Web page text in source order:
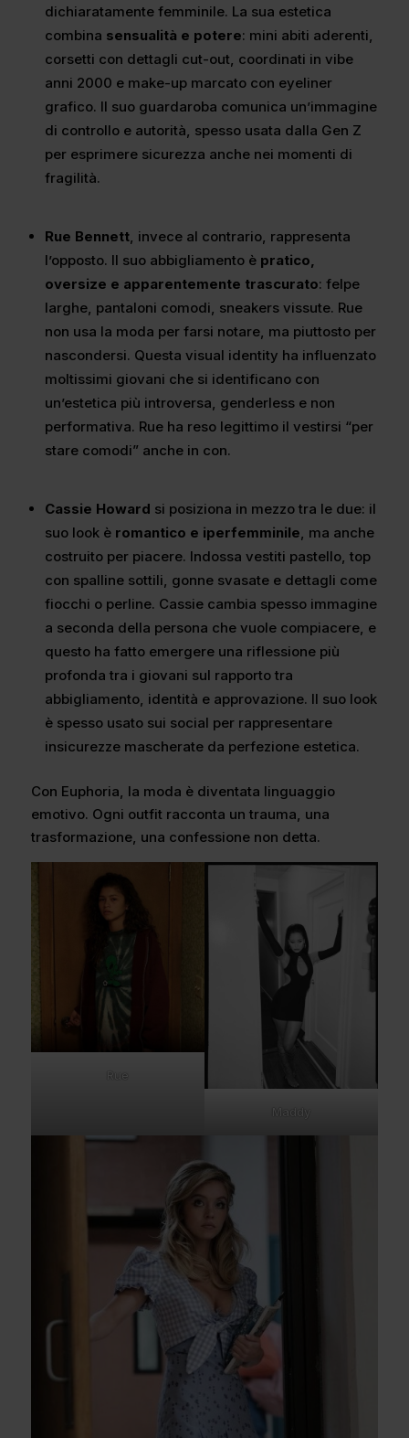
dichiaratamente femminile. La sua estetica
combina sensualità e potere: mini abiti aderenti,
corsetti con dettagli cut-out, coordinati in vibe
anni 2000 e make-up marcato con eyeliner
grafico. Il suo guardaroba comunica un’immagine
di controllo e autorità, spesso usata dalla Gen Z
per esprimere sicurezza anche nei momenti di
fragilità.
Rue Bennett, invece al contrario, rappresenta
l’opposto. Il suo abbigliamento è pratico,
oversize e apparentemente trascurato: felpe
larghe, pantaloni comodi, sneakers vissute. Rue
non usa la moda per farsi notare, ma piuttosto per
nascondersi. Questa visual identity ha influenzato
moltissimi giovani che si identificano con
un’estetica più introversa, genderless e non
performativa. Rue ha reso legittimo il vestirsi “per
stare comodi” anche in con.
Cassie Howard si posiziona in mezzo tra le due: il
suo look èromantico e iperfemminile, ma anche
costruito per piacere. Indossa vestiti pastello, top
con spalline sottili, gonne svasate e dettagli come
fiocchi o perline. Cassie cambia spesso immagine
a seconda della persona che vuole compiacere, e
questo ha fatto emergere una riflessione più
profonda tra i giovani sul rapporto tra
abbigliamento, identità e approvazione. Il suo look
è spesso usato sui social per rappresentare
insicurezze mascherate da perfezione estetica.
Con Euphoria, la moda è diventata linguaggio
emotivo. Ogni outfit racconta un trauma, una
trasformazione, una confessione non detta.
Rue
Maddy